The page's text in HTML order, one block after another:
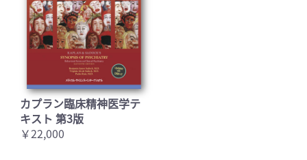
カプラン臨床精神医学テ
キスト 第3版
￥22,000